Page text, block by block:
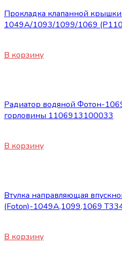
Прокладка клапанной крышки
1049A/1093/1099/1069
В корзину
Радиатор водяной Фотон-
горловины 1106913100033
В корзину
Втулка направляющая
(Foton)-1049А,1099,1069
В корзину